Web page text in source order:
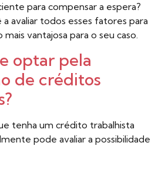
para compensar a espera?
avaliar todos esses fatores para
vantajosa para o seu caso.
optar pela
de créditos
tenha um crédito trabalhista
pode avaliar a possibilidade